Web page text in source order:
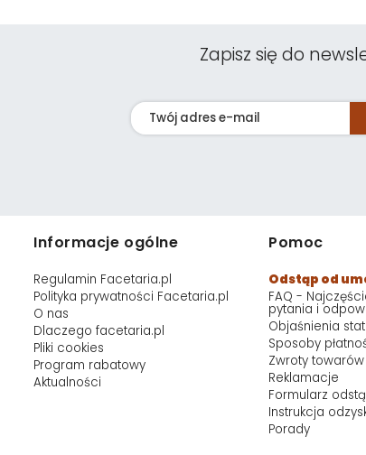
Zapisz się do
Informacje ogólne
Regulamin Facetaria.pl
Polityka prywatności Facetaria.pl
O nas
Dlaczego facetaria.pl
Pliki cookies
Program rabatowy
Aktualności
Pomoc
Odstąp od
FAQ -
pytania i
Objaśnienia
Sposoby
Zwroty towarów
Reklamacje
Formularz
Instrukcja
Porady